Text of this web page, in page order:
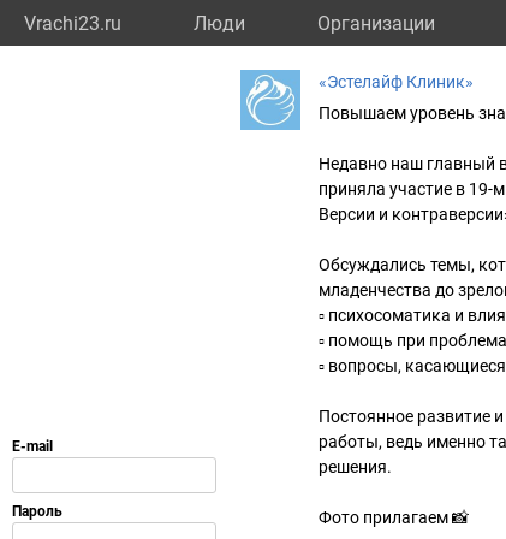
Vrachi23.ru Люди Организации
«Эстелайф Клиник»
Повышаем уровень
Недавно наш главный
приняла участие в
Версии и
Обсуждались темы,
младенчества до
▫️ психосоматика и
▫️ помощь при
▫️ вопросы,
Постоянное развитие
работы, ведь именно
решения.
Фото прилагаем 📸